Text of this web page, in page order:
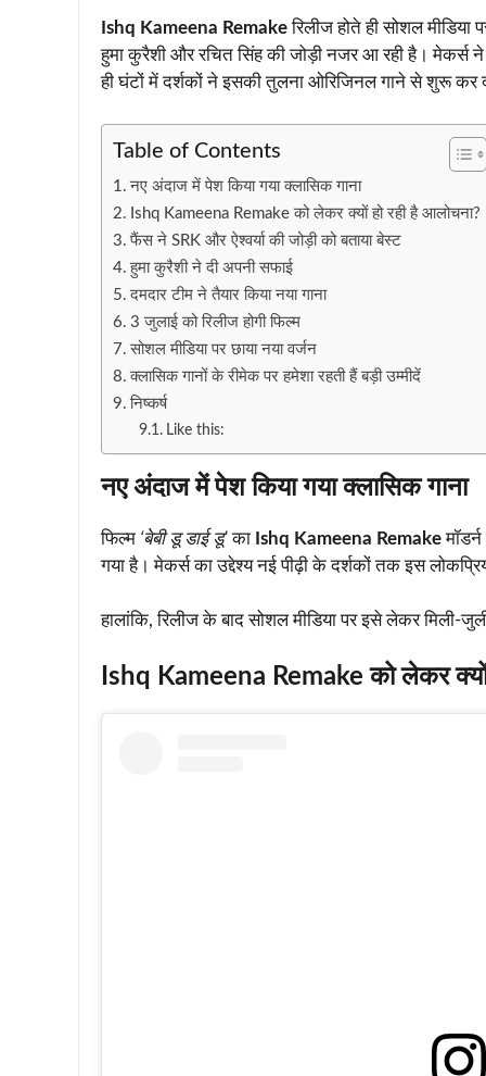
Ishq Kameena Remakeरिलीज होते ही सोशल मीडिया
हुमा कुरैशी और रचित सिंह की जोड़ी नजर आ रही है। मेकर्स
ही घंटों में दर्शकों ने इसकी तुलना ओरिजिनल गाने से शुरू कर
Table of Contents
नए अंदाज में पेश किया गया क्लासिक गाना
Ishq Kameena Remake को लेकर क्यों हो रही है आलोचना?
फैंस ने SRK और ऐश्वर्या की जोड़ी को बताया बेस्ट
हुमा कुरैशी ने दी अपनी सफाई
दमदार टीम ने तैयार किया नया गाना
3 जुलाई को रिलीज होगी फिल्म
सोशल मीडिया पर छाया नया वर्जन
क्लासिक गानों के रीमेक पर हमेशा रहती हैं बड़ी उम्मीदें
निष्कर्ष
Like this:
नए अंदाज में पेश किया गया क्लासिक गाना
फिल्म ‘बेबी डू डाई डू’का Ishq Kameena Remake
गया है। मेकर्स का उद्देश्य नई पीढ़ी के दर्शकों तक इस
हालांकि, रिलीज के बाद सोशल मीडिया पर इसे लेकर मिली-
Ishq Kameena Remake को लेकर क्यों